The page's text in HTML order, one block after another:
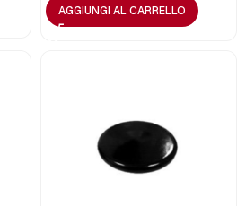
AGGIUNGI AL CARRELLO